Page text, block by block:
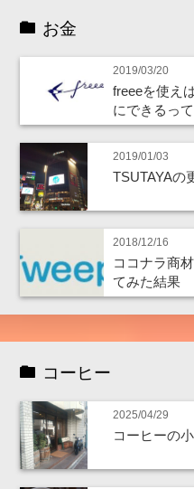
お金
2019/03/20
freeeを使え
にできるっ
2019/01/03
TSUTAYAの
2018/12/16
ココナラ商
てみた結果
コーヒー
2025/04/29
コーヒーの